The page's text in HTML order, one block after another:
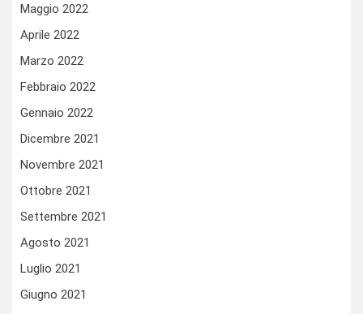
Maggio 2022
Aprile 2022
Marzo 2022
Febbraio 2022
Gennaio 2022
Dicembre 2021
Novembre 2021
Ottobre 2021
Settembre 2021
Agosto 2021
Luglio 2021
Giugno 2021